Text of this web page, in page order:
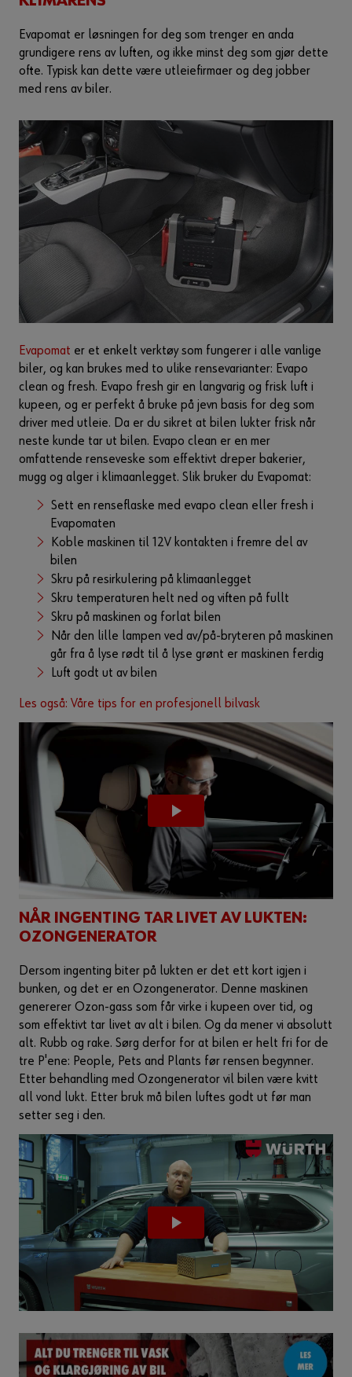
Evapomat er løsningen for deg som trenger en anda
grundigere rens av luften, og ikke minst deg som gjør dette
ofte. Typisk kan dette være utleiefirmaer og deg jobber
med rens av biler.
Evapomat er et enkelt verktøy som fungerer i alle vanlige
biler, og kan brukes med to ulike rensevarianter: Evapo
clean og fresh. Evapo fresh gir en langvarig og frisk luft i
kupeen, og er perfekt å bruke på jevn basis for deg som
driver med utleie. Da er du sikret at bilen lukter frisk når
neste kunde tar ut bilen. Evapo clean er en mer
omfattende renseveske som effektivt dreper bakerier,
mugg og alger i klimaanlegget. Slik bruker du Evapomat:
Sett en renseflaske med evapo clean eller fresh i
Evapomaten
Koble maskinen til 12V kontakten i fremre del av
bilen
Skru på resirkulering på klimaanlegget
Skru temperaturen helt ned og viften på fullt
Skru på maskinen og forlat bilen
Når den lille lampen ved av/på-bryteren på maskinen
går fra å lyse rødt til å lyse grønt er maskinen ferdig
Luft godt ut av bilen
Les også: Våre tips for en profesjonell bilvask
NÅR INGENTING TAR LIVET AV LUKTEN:
OZONGENERATOR
Dersom ingenting biter på lukten er det ett kort igjen i
bunken, og det er en Ozongenerator. Denne maskinen
genererer Ozon-gass som får virke i kupeen over tid, og
som effektivt tar livet av alt i bilen. Og da mener vi absolutt
alt. Rubb og rake. Sørg derfor for at bilen er helt fri for de
tre P'ene: People, Pets and Plants før rensen begynner.
Etter behandling med Ozongenerator vil bilen være kvitt
all vond lukt. Etter bruk må bilen luftes godt ut før man
setter seg i den.